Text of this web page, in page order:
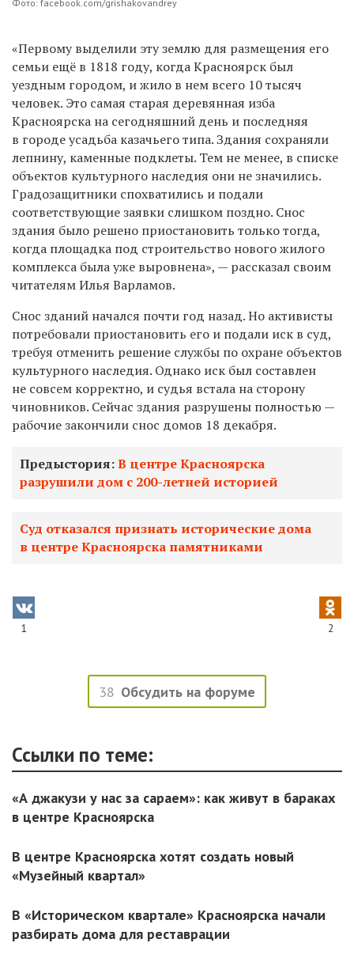
Фото: facebook.com/grishakovandrey
«Первому выделили эту землю для размещения его
семьи ещё в 1818 году, когда Красноярск был
уездным городом, и жило в нем всего 10 тысяч
человек. Это самая старая деревянная изба
Красноярска на сегодняшний день и последняя
в городе усадьба казачьего типа.Здания сохраняли
лепнину, каменные подклеты. Тем не менее, в списке
объектов культурного наследия они не значились.
Градозащитники спохватились и подали
соответствующие заявки слишком поздно. Снос
здания было решено приостановить только тогда,
когда площадка под строительство нового жилого
комплекса была уже выровнена», — рассказал своим
читателям Илья Варламов.
Снос зданий начался почти год назад. Но активисты
потребовали приостановить его и подали иск в суд,
требуя отменить решение службы по охране объектов
культурного наследия. Однако иск был составлен
не совсем корректно, и судья встала на сторону
чиновников. Сейчас здания разрушены полностью —
рабочие закончили снос домов 18 декабря.
Предыстория:В центре Красноярска
разрушили дом с 200-летней историей
Суд отказался признать исторические дома
в центре Красноярска памятниками
1 2
38 Обсудить на форуме
Ссылки по теме:
«А джакузи у нас за сараем»: как живут в бараках
в центре Красноярска
В центре Красноярска хотят создать новый
«Музейный квартал»
В «Историческом квартале» Красноярска начали
разбирать дома для реставрации